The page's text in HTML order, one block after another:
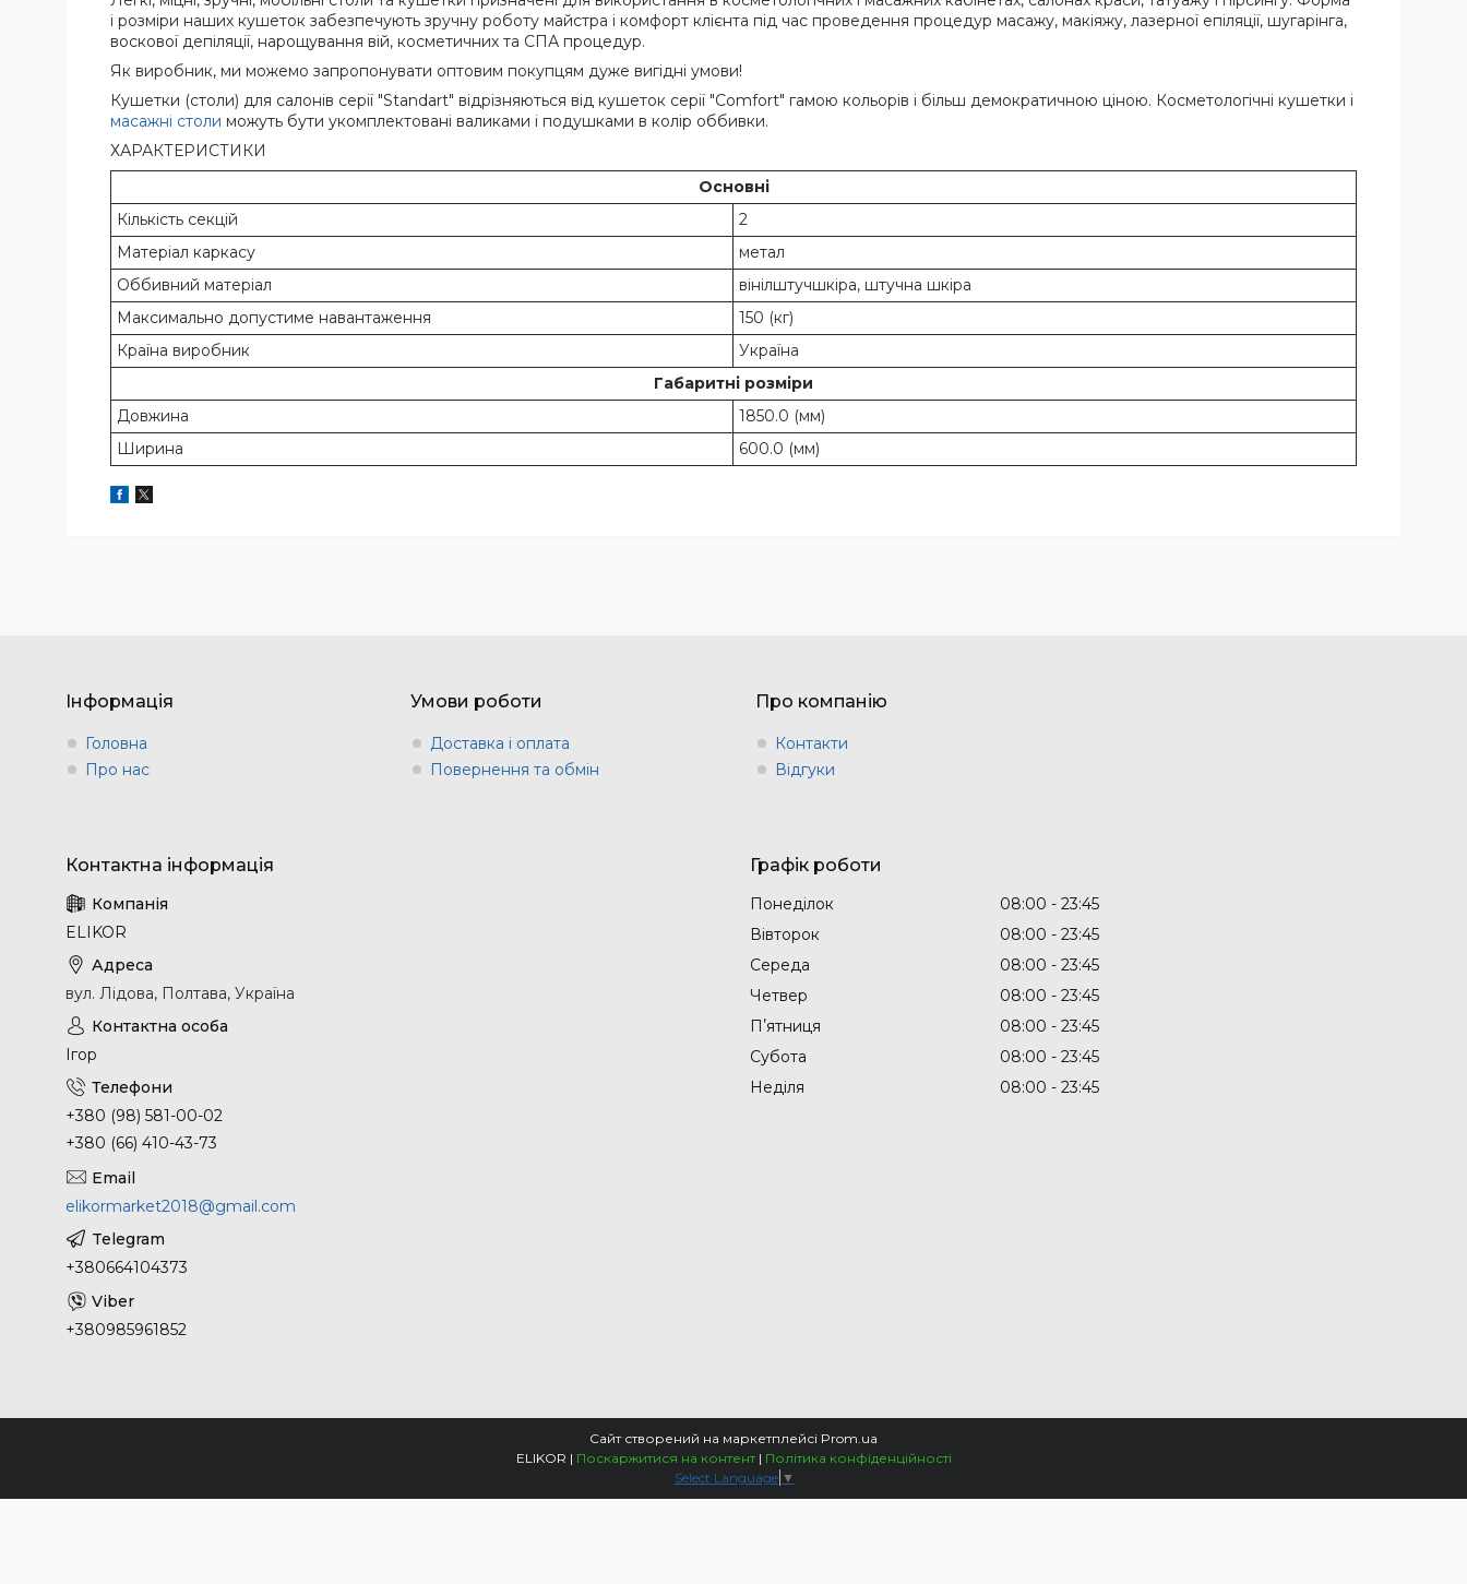
і розміри наших кушеток забезпечують зручну роботу майстра і комфорт клієнта під час проведення процедур масажу, макіяжу, лазерної епіляції, шугарінга,
воскової депіляції, нарощування вій, косметичних та СПА процедур.
Як виробник, ми можемо запропонувати оптовим покупцям дуже вигідні умови!
Кушетки (столи) для салонів серії "Standart" відрізняються від кушеток серії "Comfort" гамою кольорів і більш демократичною ціною. Косметологічні кушетки і
масажні столи можуть бути укомплектовані валиками і подушками в колір оббивки.
ХАРАКТЕРИСТИКИ
Основні
Кількість секцій
2
Матеріал каркасу
метал
Оббивний матеріал
вінілштучшкіра, штучна шкіра
Максимально допустиме навантаження
150 (кг)
Країна виробник
Україна
Габаритні розміри
Довжина
1850.0 (мм)
Ширина
600.0 (мм)
Інформація
Головна
Про нас
Умови роботи
Доставка і оплата
Повернення та обмін
Про компанію
Контакти
Відгуки
ELIKOR
вул. Лідова, Полтава, Україна
Ігор
+380 (98) 581-00-02
+380 (66) 410-43-73
elikormarket2018@gmail.com
+380664104373
+380985961852
Графік роботи
Понеділок 08:00
23:45
Вівторок
08:00
23:45
Середа
08:00
23:45
Четвер
08:00
23:45
Пʼятниця
08:00
23:45
Субота
08:00
23:45
Неділя
08:00 23:45
Сайт створений на маркетплейсі Prom.ua
ELIKOR | Поскаржитися на контент | Політика конфіденційності
Select Language ▼